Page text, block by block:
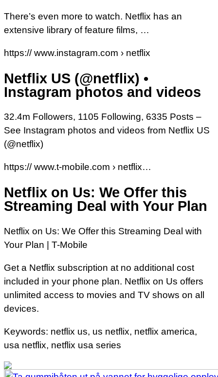
There’s even more to watch. Netflix has an
extensive library of feature films, …
https:// www.instagram.com › netflix
Netflix US (@netflix) •
Instagram photos and videos
32.4m Followers, 1105 Following, 6335 Posts –
See Instagram photos and videos from Netflix US
(@netflix)
https:// www.t-mobile.com › netflix…
Netflix on Us: We Offer this
Streaming Deal with Your Plan
Netflix on Us: We Offer this Streaming Deal with
Your Plan | T-Mobile
Get a Netflix subscription at no additional cost
included in your phone plan. Netflix on Us offers
unlimited access to movies and TV shows on all
devices.
Keywords: netflix us, us netflix, netflix america,
usa netflix, netflix usa series